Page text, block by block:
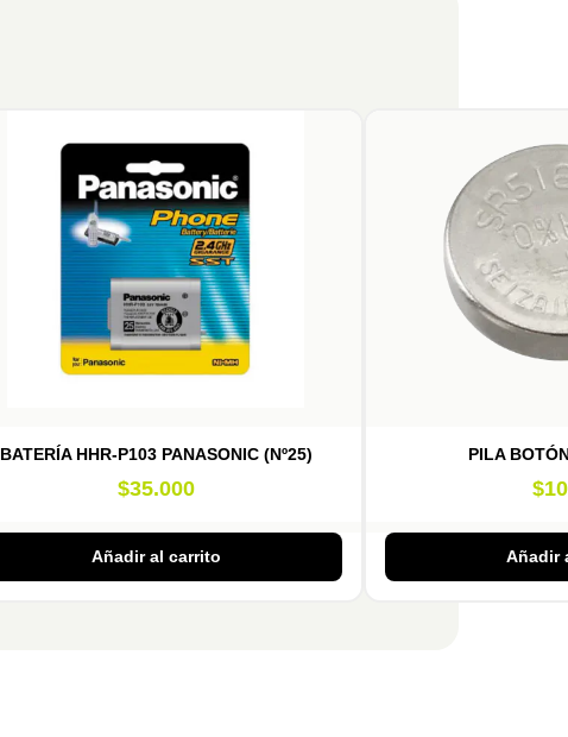
BATERÍA HHR-P103 PANASONIC (Nº25)
$35.000
Añadir al carrito
PILA
$
Añadir